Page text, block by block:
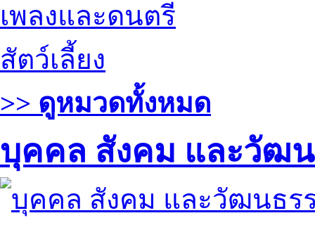
เพลงและดนตรี
สัตว์เลี้ยง
>> ดูหมวดทั้งหมด
บุคคล สังคม และวัฒ